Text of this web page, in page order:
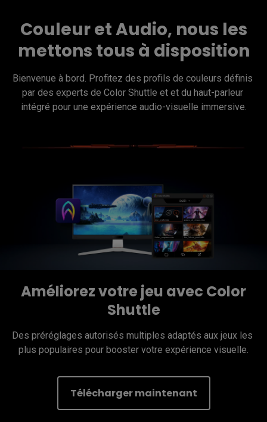
Couleur et Audio, nous les
mettons tous à disposition
Bienvenue à bord. Profitez des profils de couleurs définis
par des experts de Color Shuttle et et du haut-parleur
intégré pour une expérience audio-visuelle immersive.
Améliorez votre jeu avec Color
Shuttle
Des préréglages autorisés multiples adaptés aux jeux les
plus populaires pour booster votre expérience visuelle.
Télécharger maintenant